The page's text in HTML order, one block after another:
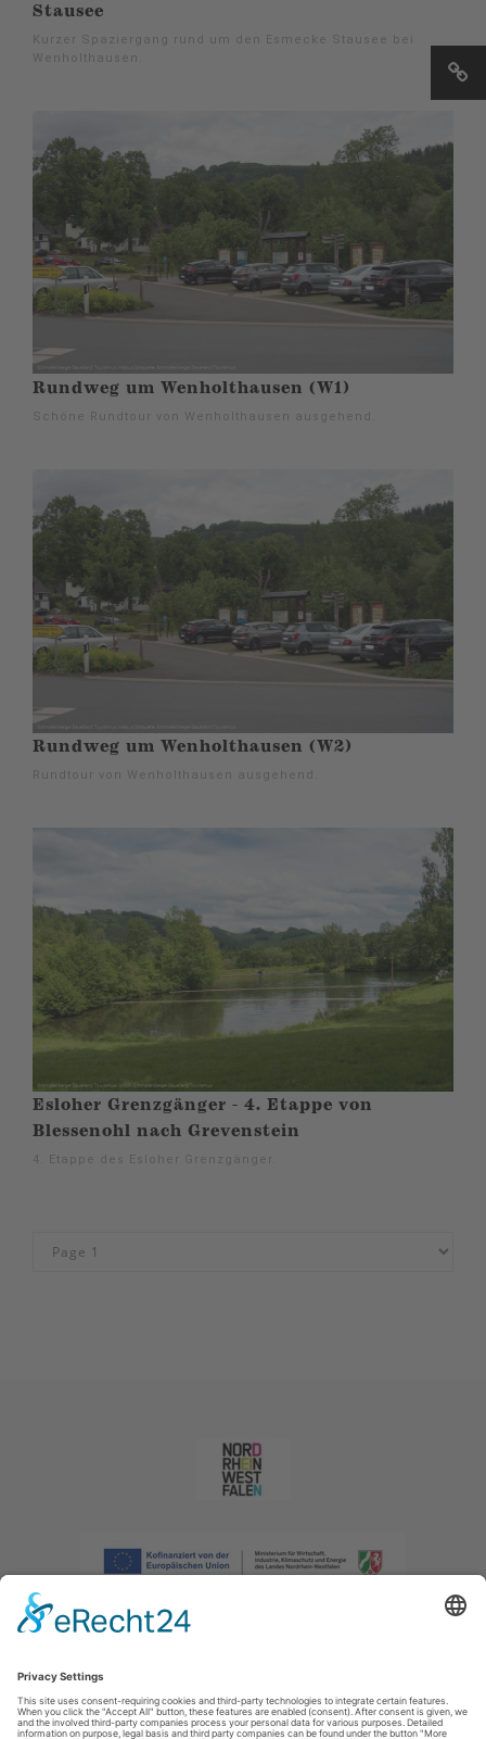
Stausee
Kurzer Spaziergang rund um den Esmecke Stausee bei
Wenholthausen.
Rundweg um Wenholthausen (W1)
Schöne Rundtour von Wenholthausen ausgehend.
Rundweg um Wenholthausen (W2)
Rundtour von Wenholthausen ausgehend.
Esloher Grenzgänger - 4. Etappe von
Blessenohl nach Grevenstein
4. Etappe des Esloher Grenzgänger.